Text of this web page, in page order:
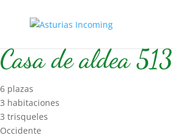
Casa de aldea 513
6 plazas
3 habitaciones
3 trisqueles
Occidente